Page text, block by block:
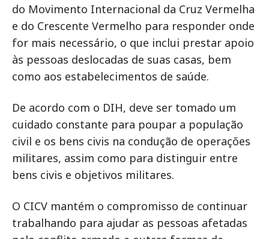
do Movimento Internacional da Cruz Vermelha
e do Crescente Vermelho para responder onde
for mais necessário, o que inclui prestar apoio
às pessoas deslocadas de suas casas, bem
como aos estabelecimentos de saúde.
De acordo com o DIH, deve ser tomado um
cuidado constante para poupar a população
civil e os bens civis na condução de operações
militares, assim como para distinguir entre
bens civis e objetivos militares.
O CICV mantém o compromisso de continuar
trabalhando para ajudar as pessoas afetadas